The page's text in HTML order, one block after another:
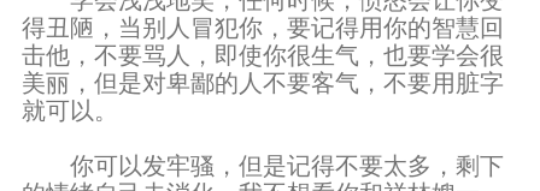
得丑陋，当别人冒犯你，要记得用你的智慧回
击他，不要骂人，即使你很生气，也要学会很
美丽，但是对卑鄙的人不要客气，不要用脏字
就可以。
你可以发牢骚，但是记得不要太多，剩下